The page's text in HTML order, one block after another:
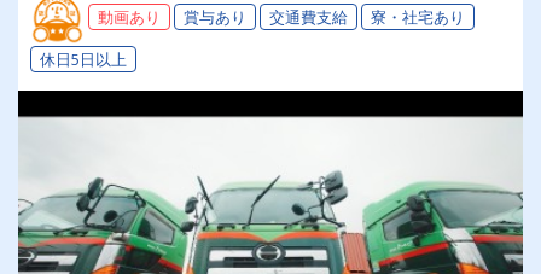
動画あり 賞与あり 交通費支給
寮・社宅あり
休日5日以上